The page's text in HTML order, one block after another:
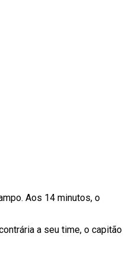
Aos 14 minutos, o
a seu time, o capitão